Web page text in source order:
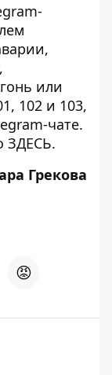
или
102 и 103,
чате.
ЗДЕСЬ.
Грекова
😡